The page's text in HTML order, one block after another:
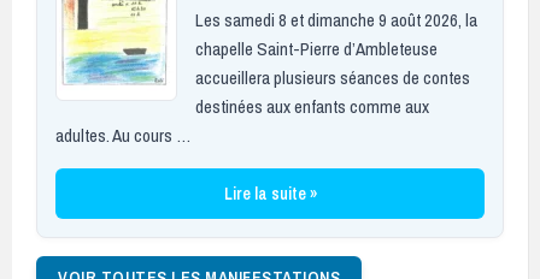
Les samedi 8 et dimanche 9 août 2026, la
chapelle Saint-Pierre d’Ambleteuse
accueillera plusieurs séances de contes
destinées aux enfants comme aux
adultes. Au cours …
Lire la suite »